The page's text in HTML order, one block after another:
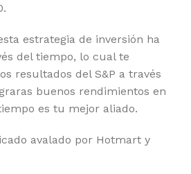
estrategia de inversión ha
del tiempo, lo cual te
resultados del S&P a través
buenos rendimientos en
es tu mejor aliado.
avalado por Hotmart y